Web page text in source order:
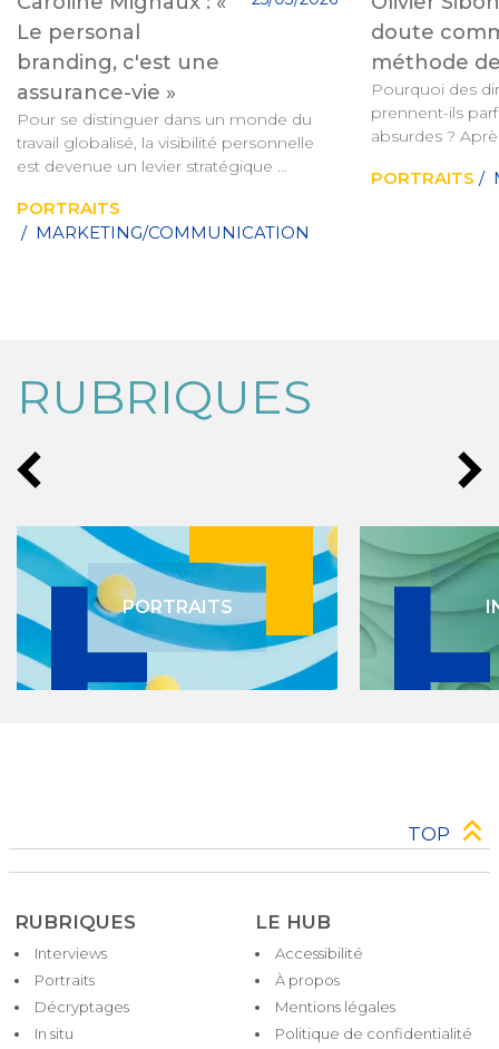
Le personal
branding, c'est une
assurance-vie »
Pour se distinguer dans un monde du
travail globalisé, la visibilité personnelle
est devenue un levier stratégique
dirigeants. Pour Caroline Mignaux,
fondatrice de l’Agence Personnelle,
PORTRAITS
/ MARKETING/COMMUNICATION
doute
méthode
Pourquoi des
prennent-ils
absurdes ?
fait de cette
PORTRAITS /
RUBRIQUES
PORTRAITS
TOP
RUBRIQUES
Interviews
Portraits
Décryptages
In situ
LE HUB
Pied
de
page
Accessibilité
À propos
Mentions légales
Politique de confidentialité